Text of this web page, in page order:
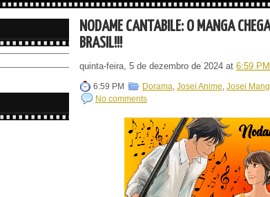
NODAME CANTABILE: O MANGÁ
BRASIL!!!
quinta-feira, 5 de dezembro de 2024 at 6:59 PM
6:59 PM Dorama, Josei Anime, Josei
No comments